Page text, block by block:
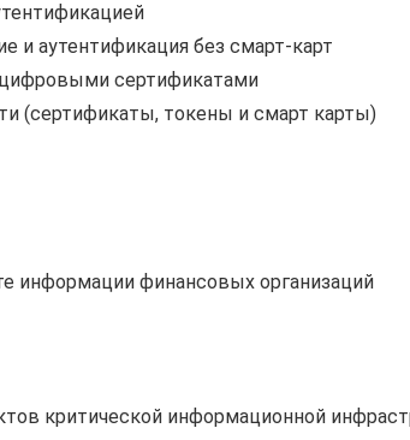
и аутентификация без смарт-карт
сертификатами
(сертификаты, токены и смарт карты)
информации финансовых организаций
критической информационной